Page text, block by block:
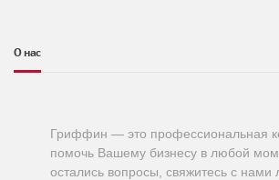
О нас
Гриффин — это профессиональная
помочь Вашему бизнесу в любой
остались вопросы, свяжитесь с